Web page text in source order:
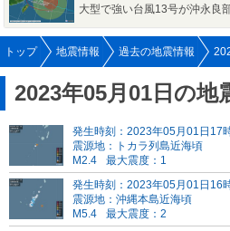
大型で強い台風13号が沖永良
トップ 地震情報 過去の地震情報
2023年05月01日の地
発生時刻：2023年05月01日17
震源地：トカラ列島近海頃
M2.4
最大震度：1
発生時刻：2023年05月01日16
震源地：沖縄本島近海頃
M5.4
最大震度：2